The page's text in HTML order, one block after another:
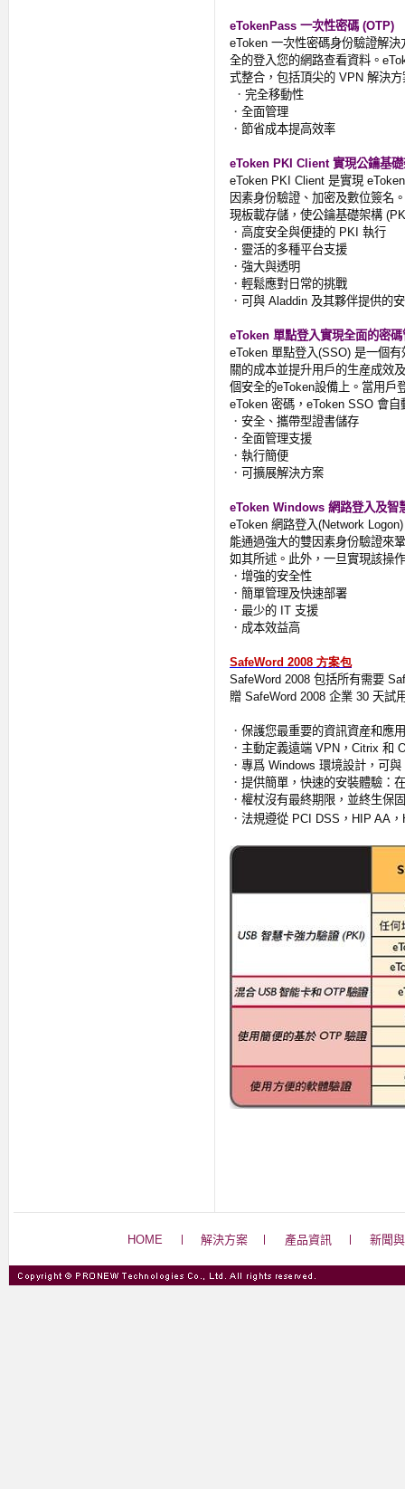
eTokenPass 一次性密碼 (OTP)
eToken 一次性密碼身份驗證解
全的登入您的網路查看資料。
式整合，包括頂尖的 VPN 解決方
． 完全移動性
． 全面管理
． 節省成本提高效率
eToken PKI Client 實現公鑰基
eToken PKI Client 是實現
因素身份驗證、加密及數位簽名
現板載存儲，使公鑰基礎架構
． 高度安全與便捷的 PKI 執行
． 靈活的多種平台支援
． 強大與透明
． 輕鬆應對日常的挑戰
． 可與 Aladdin 及其夥伴提供的
eToken 單點登入實現全面的密碼
eToken 單點登入(SSO) 是一個有
關的成本並提升用戶的生産成效
個安全的eToken設備上。當用戶
eToken 密碼， eToken SSO 會自
． 安全、攜帶型證書儲存
． 全面管理支援
． 執行簡便
． 可擴展解決方案
eToken Windows 網路登入及智
eToken 網路登入(Network
能通過強大的雙因素身份驗證來
如其所述。此外，一旦實現該操
． 增強的安全性
． 簡單管理及快速部署
． 最少的 IT 支援
． 成本效益高
SafeWord 2008 方案包
SafeWord 2008 包括所有需要
贈 SafeWord 2008 企業 30 天試
． 保護您最重要的資訊資産和應
． 主動定義遠端 VPN ， Citrix 和
． 專爲 Windows 環境設計，可與
． 提供簡單，快速的安裝體驗：
． 權杖沒有最終期限，並終生保固
． 法規遵從 PCI DSS ， HIP AA ，
HOME 解決方案 產品資訊 新聞